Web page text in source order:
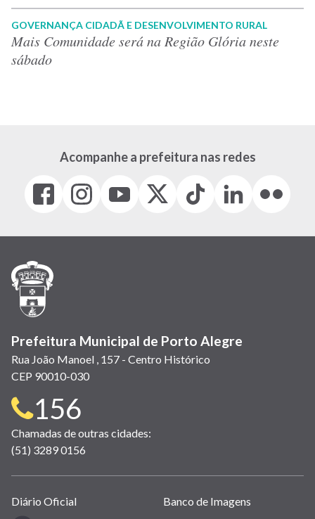
GOVERNANÇA CIDADÃ E DESENVOLVIMENTO RURAL
Mais Comunidade será na Região Glória neste
sábado
Acompanhe a prefeitura nas redes
Facebook
(link
em
janela)
Instagram
(link
em
(link
em
(Antigo
(link
Tiktok
(link
em
LinkedIn
(link
em
(link
em
Prefeitura Municipal de Porto Alegre
Rua João Manoel , 157 - Centro Histórico
CEP 90010-030
Telefone
para
contato:
156
Chamadas de outras cidades:
(51) 3289 0156
Links
Diário Oficial Banco de Imagens